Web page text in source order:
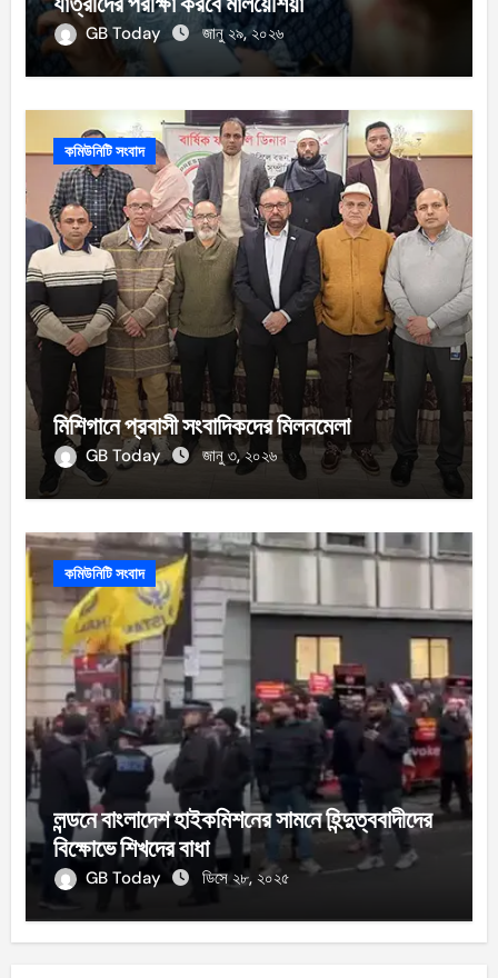
GB Today জানু ২৯, ২০২৬
কমিউনিটি সংবাদ
মিশিগানে প্রবাসী সংবাদিকদের মিলনমেলা
GB Today জানু ৩, ২০২৬
কমিউনিটি সংবাদ
লন্ডনে বাংলাদেশ হাইকমিশনের সামনে হিন্দুত্ববাদীদের
বিক্ষোভে শিখদের বাধা
GB Today ডিসে ২৮, ২০২৫